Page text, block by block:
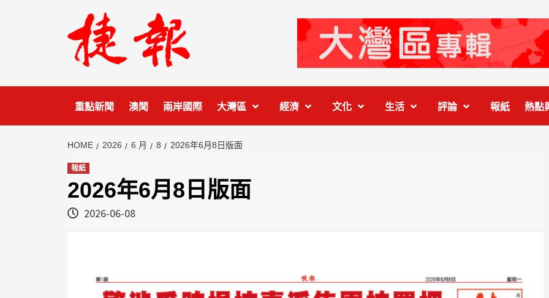
重點新聞 澳聞 兩岸國際 大灣區 經濟 文化 生活 評論 報紙 熱點
HOME 2026 6 月 8 2026年6月8日版面
報紙
2026年6月8日版面
2026-06-08